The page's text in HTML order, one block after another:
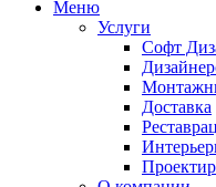
Меню
Услуги
Софт
Доставка